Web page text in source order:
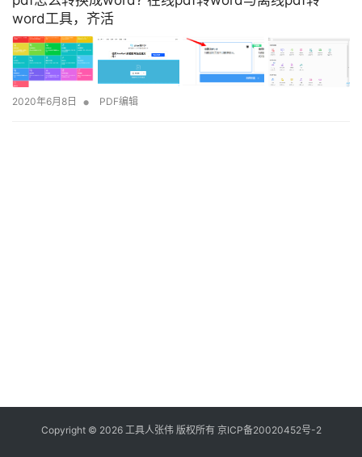
word工具，齐活
2020年6月8日 • PDF编辑
Copyright © 2026 工具人张伟版权所有 京ICP备20020452号-2